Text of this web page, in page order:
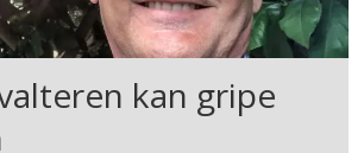
kan gripe